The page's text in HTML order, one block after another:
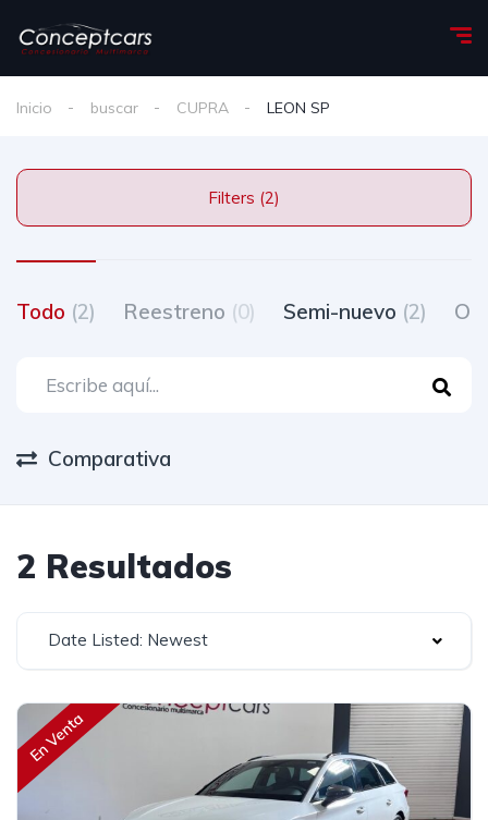
Inicio buscar CUPRA LEON SP
Filters (2)
Todo (2) Reestreno (0) Semi-nuevo (2)
Comparativa
2 Resultados
Date Listed: Newest
En Venta